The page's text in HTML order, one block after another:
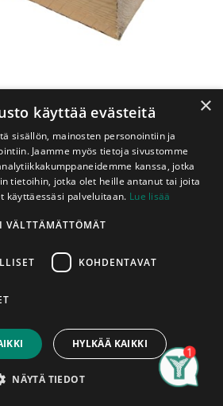
€
Account
150x150 mm ST
mm ST
piiru. Tämän tuotteen
mukainen laatuluokka on AB. Tämä
piiloon jääviin rakenteisiin.
varmistaaksesi saatavilla olevat
kappaleittain. Asennettu tuote on
ilmeneviin mahdollisiin
×
käyttää evästeitä
sisällön, mainosten personointiin ja
Jaamme myös tietoja sivustomme
kanssa, jotka
tietoihin, jotka olet heille antanut tai joita
käyttäessäsi palveluitaan. Lue lisää
VÄLTTÄMÄTTÖMÄT
KOHDENTAVAT
HYLKÄÄ KAIKKI
NÄYTÄ TIEDOT